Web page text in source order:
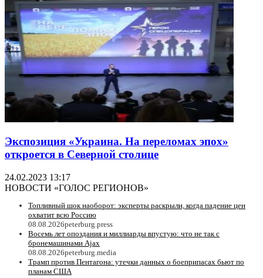
Экспозиция «Украина. На переломах эпох»
откроется в Северной столице
24.02.2023 13:17
НОВОСТИ «ГОЛОС РЕГИОНОВ»
Топливный шок наоборот: эксперты раскрыли, когда падение цен
охватит всю Россию
08.08.2026peterburg.press
Восемь лет опоздания и миллиарды впустую: что не так с
бронемашинами Ajax
08.08.2026peterburg.media
Трамп против Пентагона: утечки данных о боеприпасах бьют по
планам США